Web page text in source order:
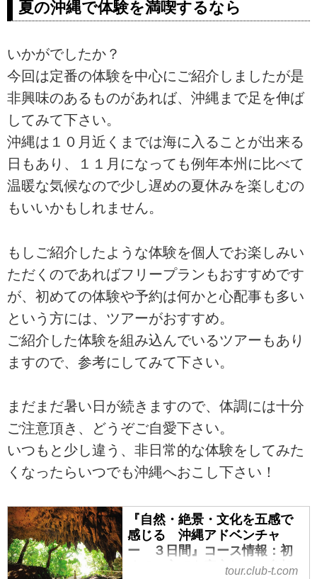
夏の沖縄で体験を満喫するなら
いかがでしたか？
今回は定番の体験を中心にご紹介しましたが是
非興味のあるものがあれば、沖縄まで足を伸ば
してみて下さい。
沖縄は１０月近くまでは海に入ることが出来る
日もあり、１１月になっても例年本州に比べて
温暖な気候なので少し遅めの夏休みを楽しむの
もいいかもしれません。
もしご紹介したような体験を個人でお楽しみい
ただくのであればフリープランもおすすめです
が、初めての体験や予約は何かと心配事も多い
という方には、ツアーがおすすめ。
ご紹介した体験を組み込んでいるツアーもあり
ますので、参考にしてみて下さい。
まだまだ暑い日が続きますので、体調には十分
ご注意頂き、どうぞご自愛下さい。
いつもと少し違う、非日常的な体験をしてみた
くなったらいつでも沖縄へおこし下さい！
『自然・絶景・文化を五感で
感じる 沖縄アドベンチャ
ー ３日間』コース情報：初
めての方でも安心してご参加
tour.club-t.com